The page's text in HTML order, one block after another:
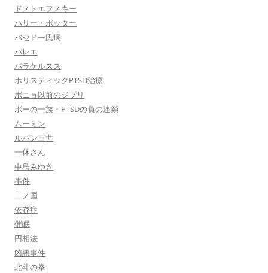
ドストエフスキー
ハリー・ポッター
バセドー氏病
バレエ
パラケルスス
ホリスティックPTSD治療
ポニョ以前のジブリ
ポーの一族・PTSDの負の連鎖
ムーミン
ルパン三世
一休さん
中島みゆき
事件
二ノ国
依存症
催眠
円相法
凶悪事件
北斗の拳